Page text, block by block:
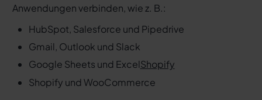
Anwendungen verbinden, wie z. B.:
HubSpot, Salesforce und Pipedrive
Gmail, Outlook und Slack
Google Sheets und ExcelShopify
Shopify und WooCommerce